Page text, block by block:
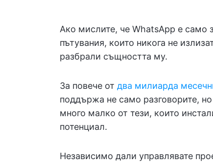
Ако мислите, че WhatsApp е само
пътувания, които никога не
разбрали същността му.
За повече от два милиарда
поддържа не само разговорите,
много малко от тези, които
потенциал.
Независимо дали управлявате